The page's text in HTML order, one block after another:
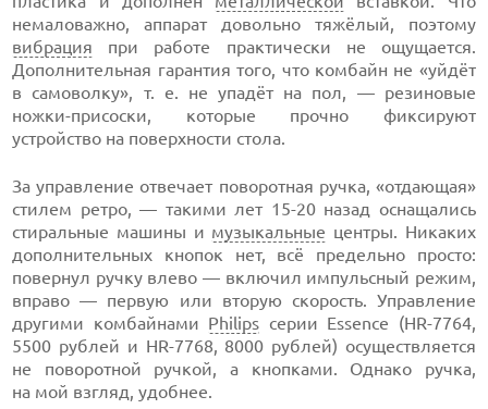
немаловажно, аппарат довольно тяжёлый, поэтому
вибрация при работе практически не ощущается.
Дополнительная гарантия того, что комбайн не «уйдёт
в самоволку», т. е. не упадёт на пол, — резиновые
ножки-присоски, которые прочно фиксируют
устройство на поверхности стола.
За управление отвечает поворотная ручка, «отдающая»
стилем ретро, — такими лет 15-20 назад оснащались
стиральные машины и музыкальные центры. Никаких
дополнительных кнопок нет, всё предельно просто:
повернул ручку влево — включил импульсный режим,
вправо — первую или вторую скорость. Управление
другими комбайнами Philips серии Essence (HR-7764,
5500 рублей и HR-7768, 8000 рублей) осуществляется
не поворотной ручкой, а кнопками. Однако ручка,
на мой взгляд, удобнее.